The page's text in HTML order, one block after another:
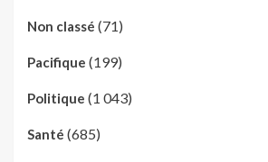
Non classé (71)
Pacifique (199)
Politique (1 043)
Santé (685)